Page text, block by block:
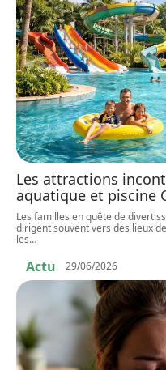
Les attractions
aquatique et piscine
Les familles en quête de
dirigent souvent vers des lieux
les…
Actu 29/06/2026